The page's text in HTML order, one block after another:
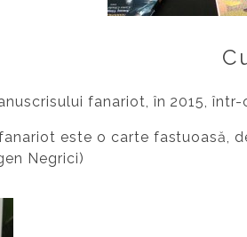
fanariot, în 2015,
este o carte fastuoasă,
Negrici)